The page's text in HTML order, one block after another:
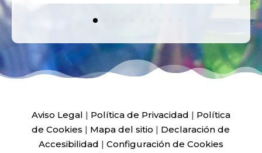
Aviso Legal | Política de Privacidad | Política
de Cookies | Mapa del sitio | Declaración de
Accesibilidad | Configuración de Cookies